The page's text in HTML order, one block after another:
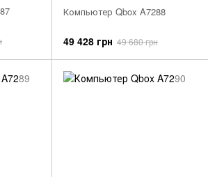
Компьютер Qbox A7288
49 428 грн 49 680 грн